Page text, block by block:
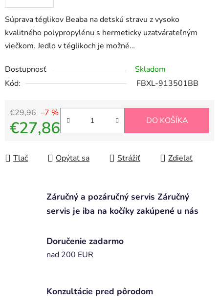
Súprava téglikov Beaba na detskú stravu z vysoko
kvalitného polypropylénu s hermeticky uzatvárateľným
viečkom. Jedlo v téglikoch je možné…
Dostupnosť
Skladom
Kód:
FBXL-913501BB
€29,96 –7 %
€27,86 DO KOŠÍKA
Tlač Opýtať sa Strážiť Zdieľať
Záručný a pozáručný servis Záručný
servis je iba na kočíky zakúpené u nás
Doručenie zadarmo
nad 200 EUR
Konzultácie pred pôrodom